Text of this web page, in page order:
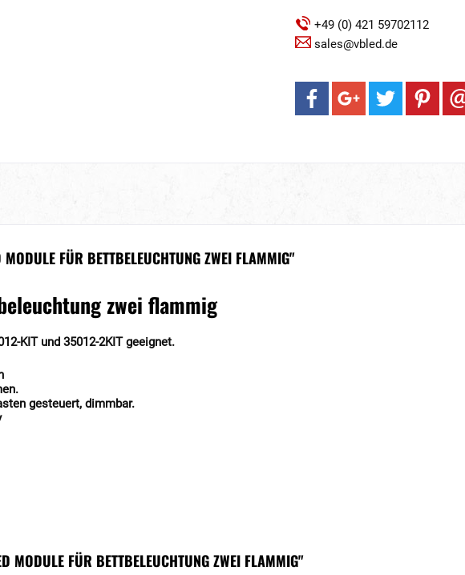
+49 (0) 421 59702112
sales@vbled.de
FÜR BETTBELEUCHTUNG ZWEI FLAMMIG"
zwei flammig
KIT und 35012-2KIT geeignet.
gesteuert, dimmbar.
MODULE FÜR BETTBELEUCHTUNG ZWEI FLAMMIG"